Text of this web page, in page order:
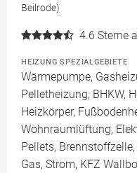
Beilrode)
4.6 Sterne
HEIZUNG SPEZIALGEBIETE
Wärmepumpe,
Pelletheizung, BHKW,
Heizkörper,
Wohnraumlüftung,
Pellets,
Gas, Strom, KFZ